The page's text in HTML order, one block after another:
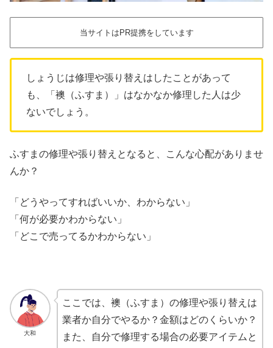
当サイトはPR提携をしています
しょうじは修理や張り替えはしたことがあって
も、「襖（ふすま）」はなかなか修理した人は少
ないでしょう。
ふすまの修理や張り替えとなると、こんな心配がありませ
んか？
「どうやってすればいいか、わからない」
「何が必要かわからない」
「どこで売ってるかわからない」
大和
ここでは、襖（ふすま）の修理や張り替えは
業者か自分でやるか？金額はどのくらいか？
また、自分で修理する場合の必要アイテムと